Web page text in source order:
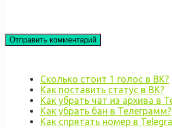
Сколько стоит 1 голос в ВК?
Как поставить статус в ВК?
Как убрать чат из архива в
Как убрать бан в Телеграмм?
Как спрятать номер в